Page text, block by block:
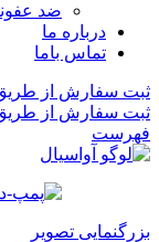
ضد
درباره ما
تماس باما
ثبت سفارش از
ثبت سفارش از طریق
فهرست
بزرگنمایی تصویر